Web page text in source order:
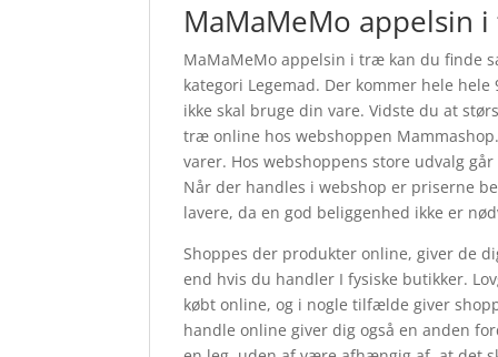
MaMaMeMo appelsin
MaMaMeMo appelsin i træ kan du finde
kategori Legemad. Der kommer hele
ikke skal bruge din vare. Vidste du at
træ online hos webshoppen
varer. Hos webshoppens store udvalg
Når der handles i webshop er priserne
lavere, da en god beliggenhed ikke er
Shoppes der produkter online, giver de
end hvis du handler I fysiske butikker.
købt online, og i nogle tilfælde giver
handle online giver dig også en anden